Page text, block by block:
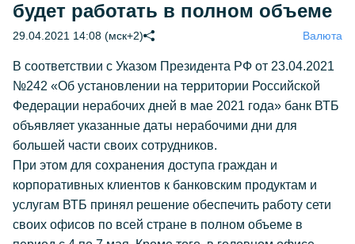
будет работать в полном объеме
29.04.2021 14:08 (мск+2) Валюта
В соответствии с Указом Президента РФ от 23.04.2021
№242 «Об установлении на территории Российской
Федерации нерабочих дней в мае 2021 года» банк ВТБ
объявляет указанные даты нерабочими дни для
большей части своих сотрудников.
При этом для сохранения доступа граждан и
корпоративных клиентов к банковским продуктам и
услугам ВТБ принял решение обеспечить работу сети
своих офисов по всей стране в полном объеме в